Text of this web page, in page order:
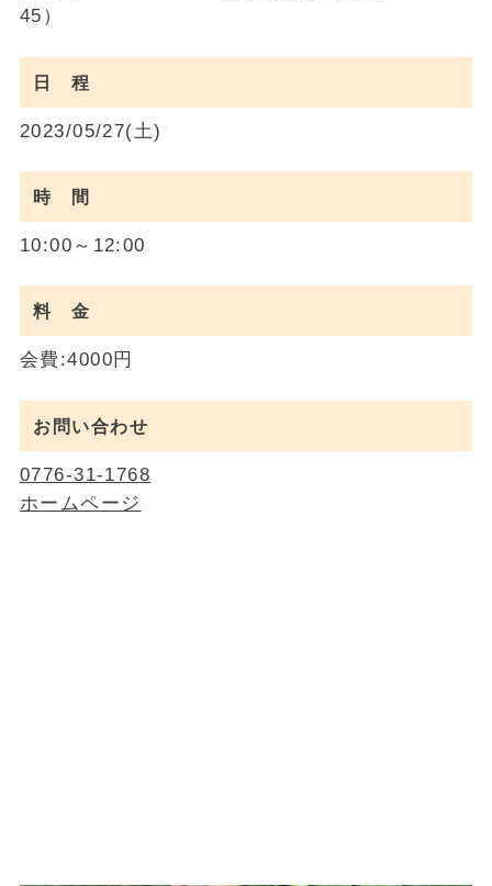
45）
日 程
2023/05/27(土)
時 間
10:00～12:00
料 金
会費:4000円
お問い合わせ
0776-31-1768
ホームページ